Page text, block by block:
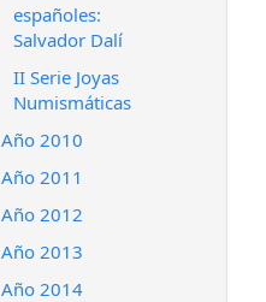
españoles:
Salvador Dalí
II Serie Joyas
Numismáticas
Año 2010
Año 2011
Año 2012
Año 2013
Año 2014